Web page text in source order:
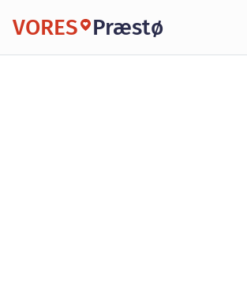
VORES Præstø